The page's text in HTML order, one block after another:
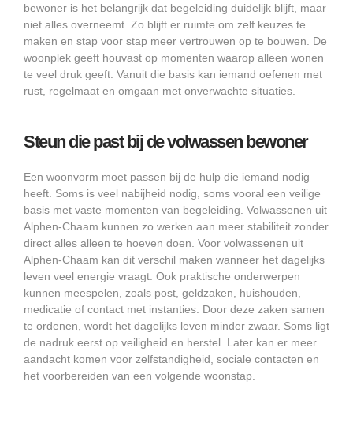
bewoner is het belangrijk dat begeleiding duidelijk blijft, maar
niet alles overneemt. Zo blijft er ruimte om zelf keuzes te
maken en stap voor stap meer vertrouwen op te bouwen. De
woonplek geeft houvast op momenten waarop alleen wonen
te veel druk geeft. Vanuit die basis kan iemand oefenen met
rust, regelmaat en omgaan met onverwachte situaties.
Steun die past bij de volwassen bewoner
Een woonvorm moet passen bij de hulp die iemand nodig
heeft. Soms is veel nabijheid nodig, soms vooral een veilige
basis met vaste momenten van begeleiding. Volwassenen uit
Alphen-Chaam kunnen zo werken aan meer stabiliteit zonder
direct alles alleen te hoeven doen. Voor volwassenen uit
Alphen-Chaam kan dit verschil maken wanneer het dagelijks
leven veel energie vraagt. Ook praktische onderwerpen
kunnen meespelen, zoals post, geldzaken, huishouden,
medicatie of contact met instanties. Door deze zaken samen
te ordenen, wordt het dagelijks leven minder zwaar. Soms ligt
de nadruk eerst op veiligheid en herstel. Later kan er meer
aandacht komen voor zelfstandigheid, sociale contacten en
het voorbereiden van een volgende woonstap.